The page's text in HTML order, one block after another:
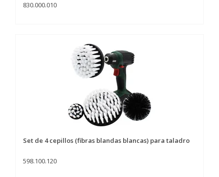
830.000.010
Set de 4 cepillos (fibras blandas blancas) para taladro
598.100.120